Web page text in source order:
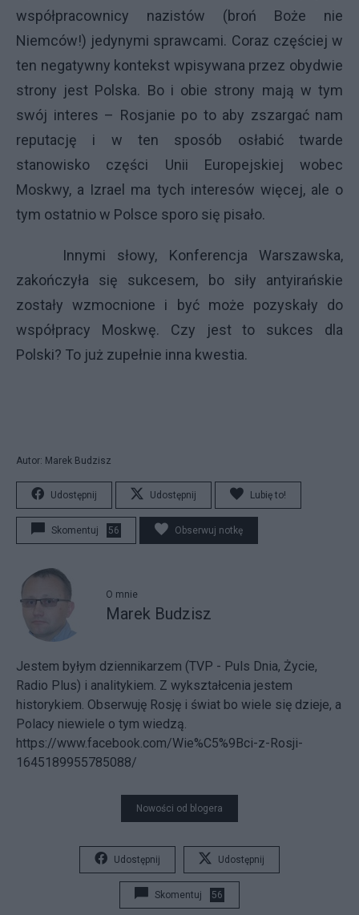
współpracownicy nazistów (broń Boże nie
Niemców!) jedynymi sprawcami. Coraz częściej w
ten negatywny kontekst wpisywana przez obydwie
strony jest Polska. Bo i obie strony mają w tym
swój interes – Rosjanie po to aby zszargać nam
reputację i w ten sposób osłabić twarde
stanowisko części Unii Europejskiej wobec
Moskwy, a Izrael ma tych interesów więcej, ale o
tym ostatnio w Polsce sporo się pisało.
Innymi słowy, Konferencja Warszawska,
zakończyła się sukcesem, bo siły antyirańskie
zostały wzmocnione i być może pozyskały do
współpracy Moskwę. Czy jest to sukces dla
Polski? To już zupełnie inna kwestia.
Autor: Marek Budzisz
Udostępnij Udostępnij Lubię to!
Skomentuj 56 Obserwuj notkę
O mnie
Marek Budzisz
Jestem byłym dziennikarzem (TVP - Puls Dnia, Życie,
Radio Plus) i analitykiem. Z wykształcenia jestem
historykiem. Obserwuję Rosję i świat bo wiele się dzieje, a
Polacy niewiele o tym wiedzą.
https://www.facebook.com/Wie%C5%9Bci-z-Rosji-
1645189955785088/
Nowości od blogera
Udostępnij Udostępnij
Skomentuj 56